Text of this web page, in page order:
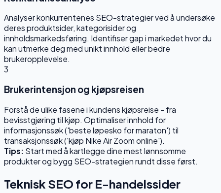
Analyser konkurrentenes SEO-strategier ved å undersøke
deres produktsider, kategorisider og
innholdsmarkedsføring. Identifiser gap i markedet hvor du
kan utmerke deg med unikt innhold eller bedre
brukeropplevelse.
3
Brukerintensjon og kjøpsreisen
Forstå de ulike fasene i kundens kjøpsreise - fra
bevisstgjøring til kjøp. Optimaliser innhold for
informasjonssøk ('beste løpesko for maraton') til
transaksjonssøk ('kjøp Nike Air Zoom online').
Tips: Start med å kartlegge dine mest lønnsomme
produkter og bygg SEO-strategien rundt disse først.
Teknisk SEO for E-handelssider